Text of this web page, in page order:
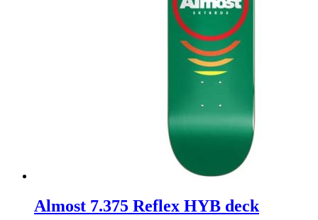
Almost 7.375 Reflex HYB deck